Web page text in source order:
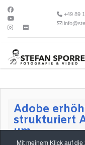
Mit meinem Klick auf
+49 89
Adobe
strukturiert
um